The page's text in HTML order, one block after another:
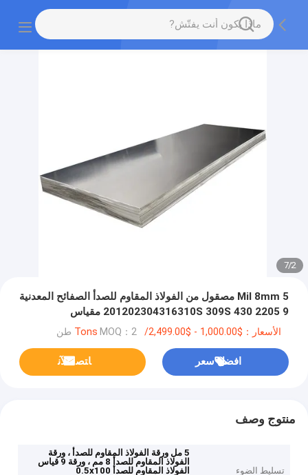
2
/
7
5 Mil 8mm مصقول من الفولاذ المقاوم للصدأ الصفائح المعدنية
201202304316310S 309S 430 2205 9 مقياس
الأسعار：$1,000.00 - $2,499.00/Tons MOQ：2 طن
افضل سعر ﺎﺘﺼﻟ ﺍﻶﻧ
منتوج وصف
تسليط الضوء
5 مل ورقة الفولاذ المقاوم للصدأ ، ورقة
الفولاذ المقاوم للصدأ 8 مم ، ورقة 9 قياس
الفولاذ المقاوم للصدأ 0.5x100